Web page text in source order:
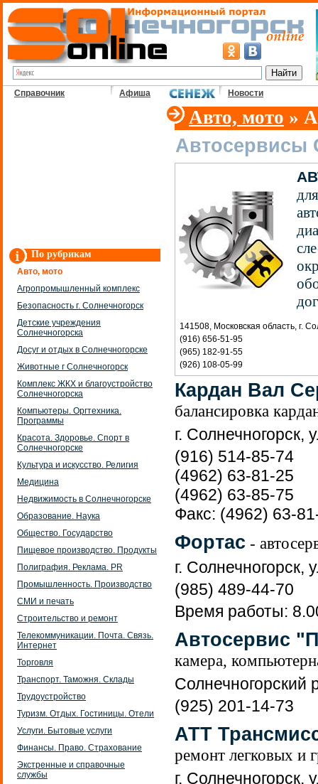
Справочник Афиша Новости
По рубрикам
Авто, мото
Агропромышленный комплекс
Безопасность г. Солнечногорск
Детские учреждения
Солнечногорска
Досуг и отдых в Солнечногорске
Животные г Солнечногорск
Комплекс ЖКХ и благоустройство
Солнечногорска
Компьютеры. Оргтехника.
Программы
Красота. Здоровье. Спорт в
Солнечногорске
Культура и искусство. Религия
Медицина
Недвижимость в Солнечногорске
Образование. Наука
Общество. Государство
Пищевое производство. Продукты
Полиграфия. Реклама. PR
Промышленность. Производство
СМИ и печать
Строительство и ремонт
Телекоммуникации. Почта. Связь.
Интернет
Торговля
Транспорт. Таможня. Склады
Трудоустройство
Туризм. Отдых. Гостиницы. Отели
Услуги. Бытовые услуги
Финансы. Право. Страхование
Экстренные и справочные
службы
Авто, мото »
Автосервисы
141508, Московская область, г.
(916) 656-51-95
(965) 182-91-55
(926) 108-05-99
Кардан Вал
балансировка
г. Солнечногорск,
(916) 514-85-74
(4962) 63-81-25
(4962) 63-85-75
Факс: (4962) 63-
Фортас -
г. Солнечногорск,
(985) 489-44-70
Время работы:
Автосервис
камера,
Солнечногорский
(925) 201-14-73
АТТ
ремонт легковых и
г. Солнечногорск,